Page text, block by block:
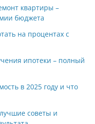
квартиры –
бюджета
на процентах с
ипотеки – полный
в 2025 году и что
советы и